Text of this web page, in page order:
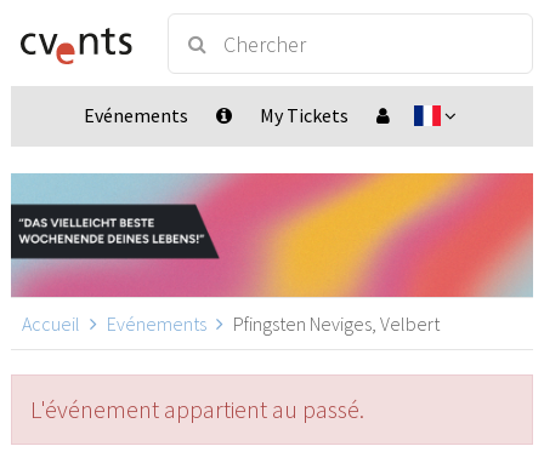
Evénements My Tickets
Accueil Evénements Pfingsten Neviges, Velbert
L'événement appartient au passé.